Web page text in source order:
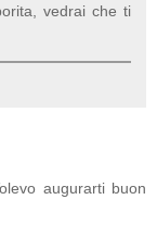
vedrai che ti
augurarti buon